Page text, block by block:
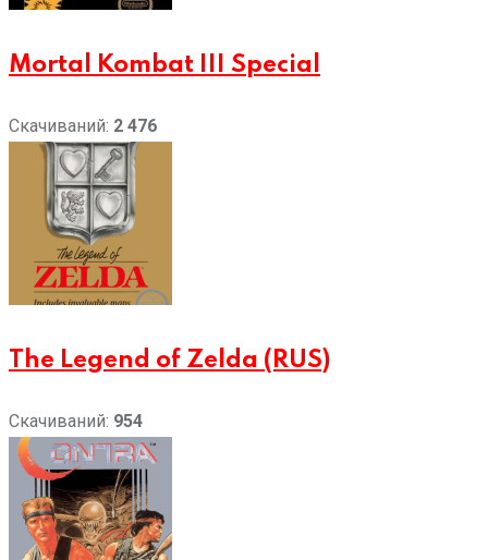
Mortal Kombat III Special
Скачиваний: 2 476
The Legend of Zelda (RUS)
Скачиваний: 954